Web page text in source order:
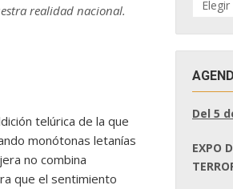
realidad nacional.
telúrica de la que
monótonas letanías
no combina
que el sentimiento
DE
Del 5
EXPO